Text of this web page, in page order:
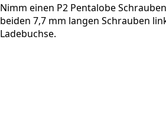
Nimm einen P2 Pentalobe
beiden 7,7 mm langen Schrauben
Ladebuchse.